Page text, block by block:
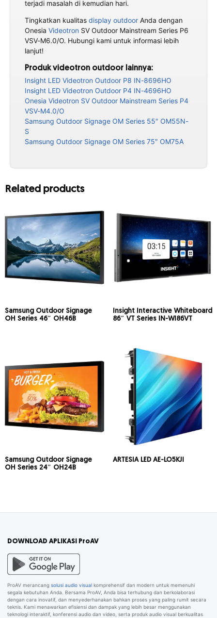
terjadi masalah di kemudian hari.
Tingkatkan kualitas display outdoor Anda dengan
Onesia Videotron SV Outdoor Mainstream Series P6
VSV-M6.0/O. Hubungi kami untuk informasi lebih
lanjut!
Produk videotron outdoor lainnya:
Insight LED Videotron Outdoor P8 IN-8696HO
Insight LED Videotron Outdoor P4 IN-4696HO
Onesia Videotron SV Outdoor Mainstream Series P4
VSV-M4.0/O
Samsung Outdoor Signage OM Series 55″ OM55N-
S
Samsung Outdoor Signage OM Series 75″ OM75A
Related products
Samsung Outdoor Signage
OH Series 46″ OH46B
Insight Interactive Whiteboard
86″ VT Series IN-WI86VT
Samsung Outdoor Signage
OH Series 24″ OH24B
ARTESIA LED AE-LO5KJI
DOWNLOAD APLIKASI ProAV
ProAV merancang solusi audio visual komprehensif dan modern untuk memenuhi
segala kebutuhan Anda. Bersama ProAV, Anda bisa terhubung dan berkolaborasi
dengan cara inovatif, dan menyederhanakan bahkan proses yang paling rumit secara
teknis. Kami menawarkan efisiensi dan dampak yang lebih besar menggunakan
teknologi interaktif, konferensi audio dan video, serta produk audio visual berkualitas